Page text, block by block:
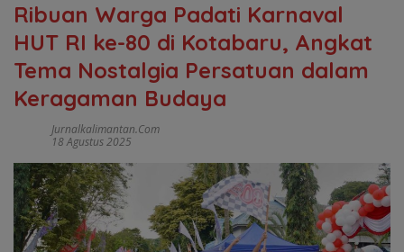
Ribuan Warga Padati Karnaval
HUT RI ke-80 di Kotabaru, Angkat
Tema Nostalgia Persatuan dalam
Keragaman Budaya
Jurnalkalimantan.com
18 Agustus 2025